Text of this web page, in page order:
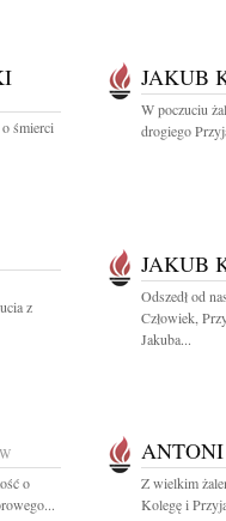
śmierci
JAKUB
W poczuciu
drogiego
z
JAKUB
Odszedł od
Człowiek,
Jakuba...
o
Z wielkim
Kolegę i